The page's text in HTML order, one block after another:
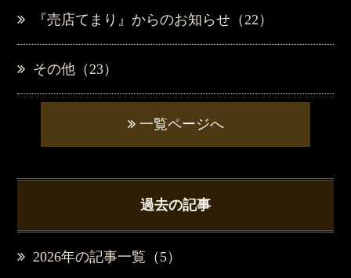
『売店てまり』からのお知らせ（22）
その他（23）
一覧ページへ
過去の記事
2026年の記事一覧（5）